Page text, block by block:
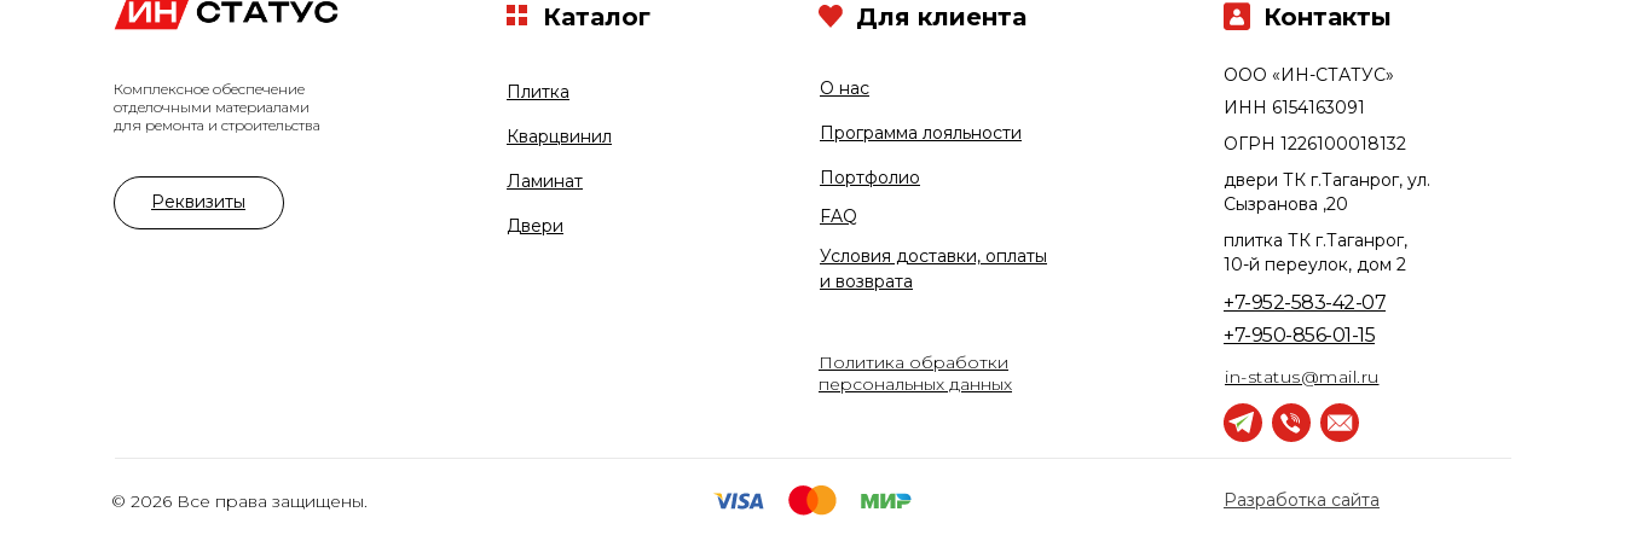
© 2026 Все права защищены.
Политика обработки
персональных данных
Комплексное обеспечение
отделочными материалами
для ремонта и строительства
Плитка
Кварцвинил
+7-950-856-01-15
+7-952-583-42-07
О нас
Ламинат
Программа лояльности
Двери
Портфолио
ООО «ИН-СТАТУС»
плитка ТК г.Таганрог,
10-й переулок, дом 2
двери ТК г.Таганрог, ул.
Сызранова ,20
ОГРН 1226100018132
ИНН 6154163091
Разработка сайта
Условия доставки, оплаты
и возврата
FAQ
Каталог
in-status@mail.ru
Контакты
Для клиента
Реквизиты